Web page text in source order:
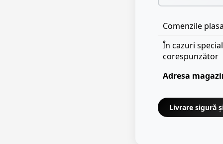
Comenzile
În cazuri
corespunzător
Adresa
Livrare sigură